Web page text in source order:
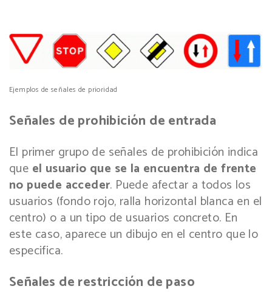
Ejemplos de señales de prioridad
Señales de prohibición de entrada
El primer grupo de señales de prohibición indica
que el usuario que se la encuentra de frente
no puede acceder. Puede afectar a todos los
usuarios (fondo rojo, ralla horizontal blanca en el
centro) o a un tipo de usuarios concreto. En
este caso, aparece un dibujo en el centro que lo
especifica.
Señales de restricción de paso